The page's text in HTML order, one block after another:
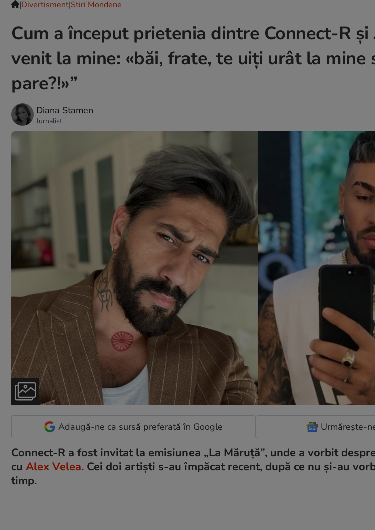
|Divertisment|Stiri Mondene
Cum a început prietenia dintre Connect-R
venit la mine: «băi, frate, te uiți urât la mine
pare?!»”
Diana Stamen
Jurnalist
Adaugă-ne ca sursă preferată în Google Urmărește-
Connect-R a fost invitat la emisiunea „La Măruță”, unde a vorbit
cu Alex Velea. Cei doi artiști s-au împăcat recent, după ce nu și-au
timp.